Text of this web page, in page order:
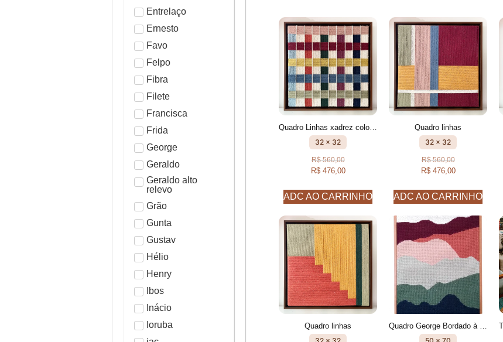
Entrelaço
Ernesto
Favo
Felpo
Fibra
Filete
Francisca
Frida
George
Geraldo
Geraldo alto
relevo
Grão
Gunta
Gustav
Hélio
Henry
Ibos
Inácio
Ioruba
Quadro Linhas xadrez colorido
32 x 32
R$560,00
R$476,00
ADC AO CARRINHO
Quadro linhas
32 x 32
R$560,00
R$476,00
ADC AO CARRINHO
Quadro linhas
32 x 32
50 x 70